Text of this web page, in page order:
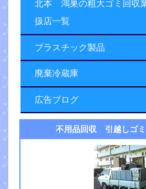
北本 鴻巣の粗大ゴミ回収
扱店一覧
プラスチック製品
廃棄冷蔵庫
広告ブログ
不用品回収 引越しゴミ